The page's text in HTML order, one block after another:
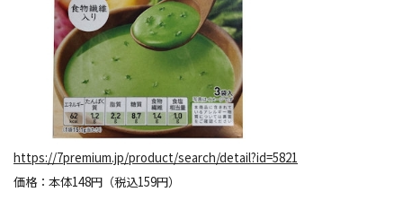
https://7premium.jp/product/search/detail?id=5821
価格：本体148円（税込159円）